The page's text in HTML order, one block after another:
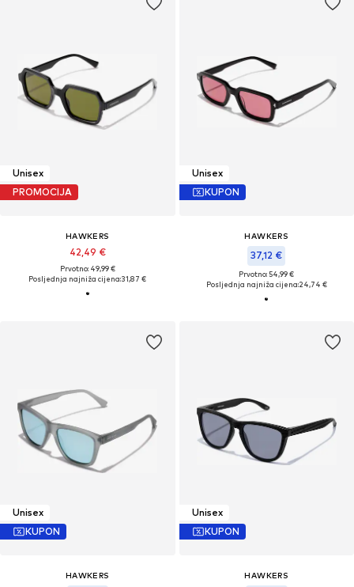
Unisex
PROMOCIJA
HAWKERS
42,49 €
Prvotno: 49,99 €
Posljednja najniža cijena:31,87 €
Unisex
KUPON
HAWKERS
37,12 €
Prvotno: 54,99 €
Posljednja najniža cijena:24,74 €
Unisex
KUPON
HAWKERS
Unisex
KUPON
HAWKERS